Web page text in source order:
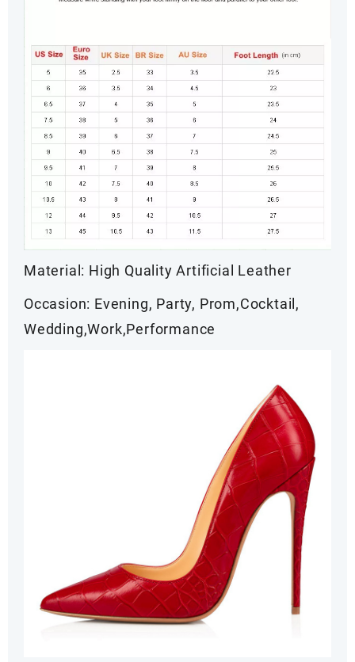
Material: High Quality Artificial Leather
Occasion: Evening, Party, Prom,Cocktail,
Wedding,Work,Performance